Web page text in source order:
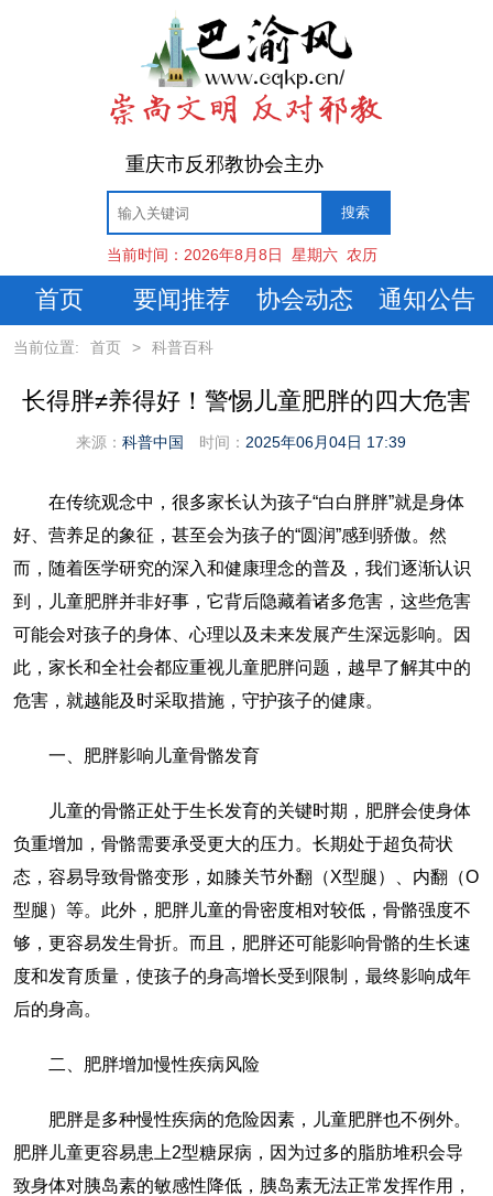
重庆市反邪教协会主办
当前时间： 2026年8月8日 星期六 农历
首页 要闻推荐 协会动态 通知公告
当前位置: 首页 > 科普百科
长得胖≠养得好！警惕儿童肥胖的四大危害
来源： 科普中国 时间： 2025年06月04日 17:39
在传统观念中，很多家长认为孩子“白白胖胖”就是身体
好、营养足的象征，甚至会为孩子的“圆润”感到骄傲。然
而，随着医学研究的深入和健康理念的普及，我们逐渐认识
到，儿童肥胖并非好事，它背后隐藏着诸多危害，这些危害
可能会对孩子的身体、心理以及未来发展产生深远影响。因
此，家长和全社会都应重视儿童肥胖问题，越早了解其中的
危害，就越能及时采取措施，守护孩子的健康。
一、肥胖影响儿童骨骼发育
儿童的骨骼正处于生长发育的关键时期，肥胖会使身体
负重增加，骨骼需要承受更大的压力。长期处于超负荷状
态，容易导致骨骼变形，如膝关节外翻（X型腿）、内翻（O
型腿）等。此外，肥胖儿童的骨密度相对较低，骨骼强度不
够，更容易发生骨折。而且，肥胖还可能影响骨骼的生长速
度和发育质量，使孩子的身高增长受到限制，最终影响成年
后的身高。
二、肥胖增加慢性疾病风险
肥胖是多种慢性疾病的危险因素，儿童肥胖也不例外。
肥胖儿童更容易患上2型糖尿病，因为过多的脂肪堆积会导
致身体对胰岛素的敏感性降低，胰岛素无法正常发挥作用，